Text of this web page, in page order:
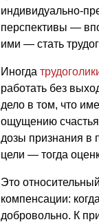
индивидуально-
перспективы —
ими — стать
Иногда
работать без
дело в том, что
ощущению счастья
дозы признания в
цели — тогда
Это
компенсации:
добровольно. К